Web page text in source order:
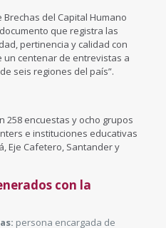
del Capital Humano
que registra las
pertinencia y calidad con
un centenar de entrevistas a
seis regiones del país”.
258 encuestas y ocho grupos
e instituciones educativas
Eje Cafetero, Santander y
con la
persona encargada de